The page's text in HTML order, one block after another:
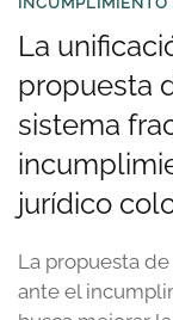
La
propuesta
sistema
jurídico
La propuesta
ante el